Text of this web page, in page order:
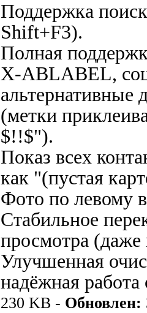
Поддержка
Shift+F3).
Полная
X-ABLABEL,
альтернативные
(метки
$!!$").
Показ всех
как "(пустая
Фото по левому
Стабильное
просмотра
Улучшенная
надёжная
230 KB - Обновлен: